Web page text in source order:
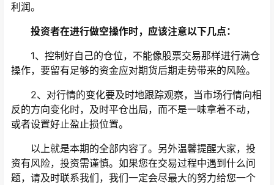
利润。
投资者在进行做空操作时，应该注意以下几点：
1、控制好自己的仓位，不能像股票交易那样进行满仓
操作，要留有足够的资金应对期货后期走势带来的风险。
2、对行情的变化要及时地跟踪观察，当市场行情向相
反的方向变化时，及时平仓出局，而不是一味拿着不动，
或者设置好止盈止损位置。
以上就是本期的全部内容了。另外温馨提醒大家，投
资有风险，投资需谨慎。如果您在交易过程中遇到什么问
题，请及时联系我们，我们一定会尽最大的努力给您一个